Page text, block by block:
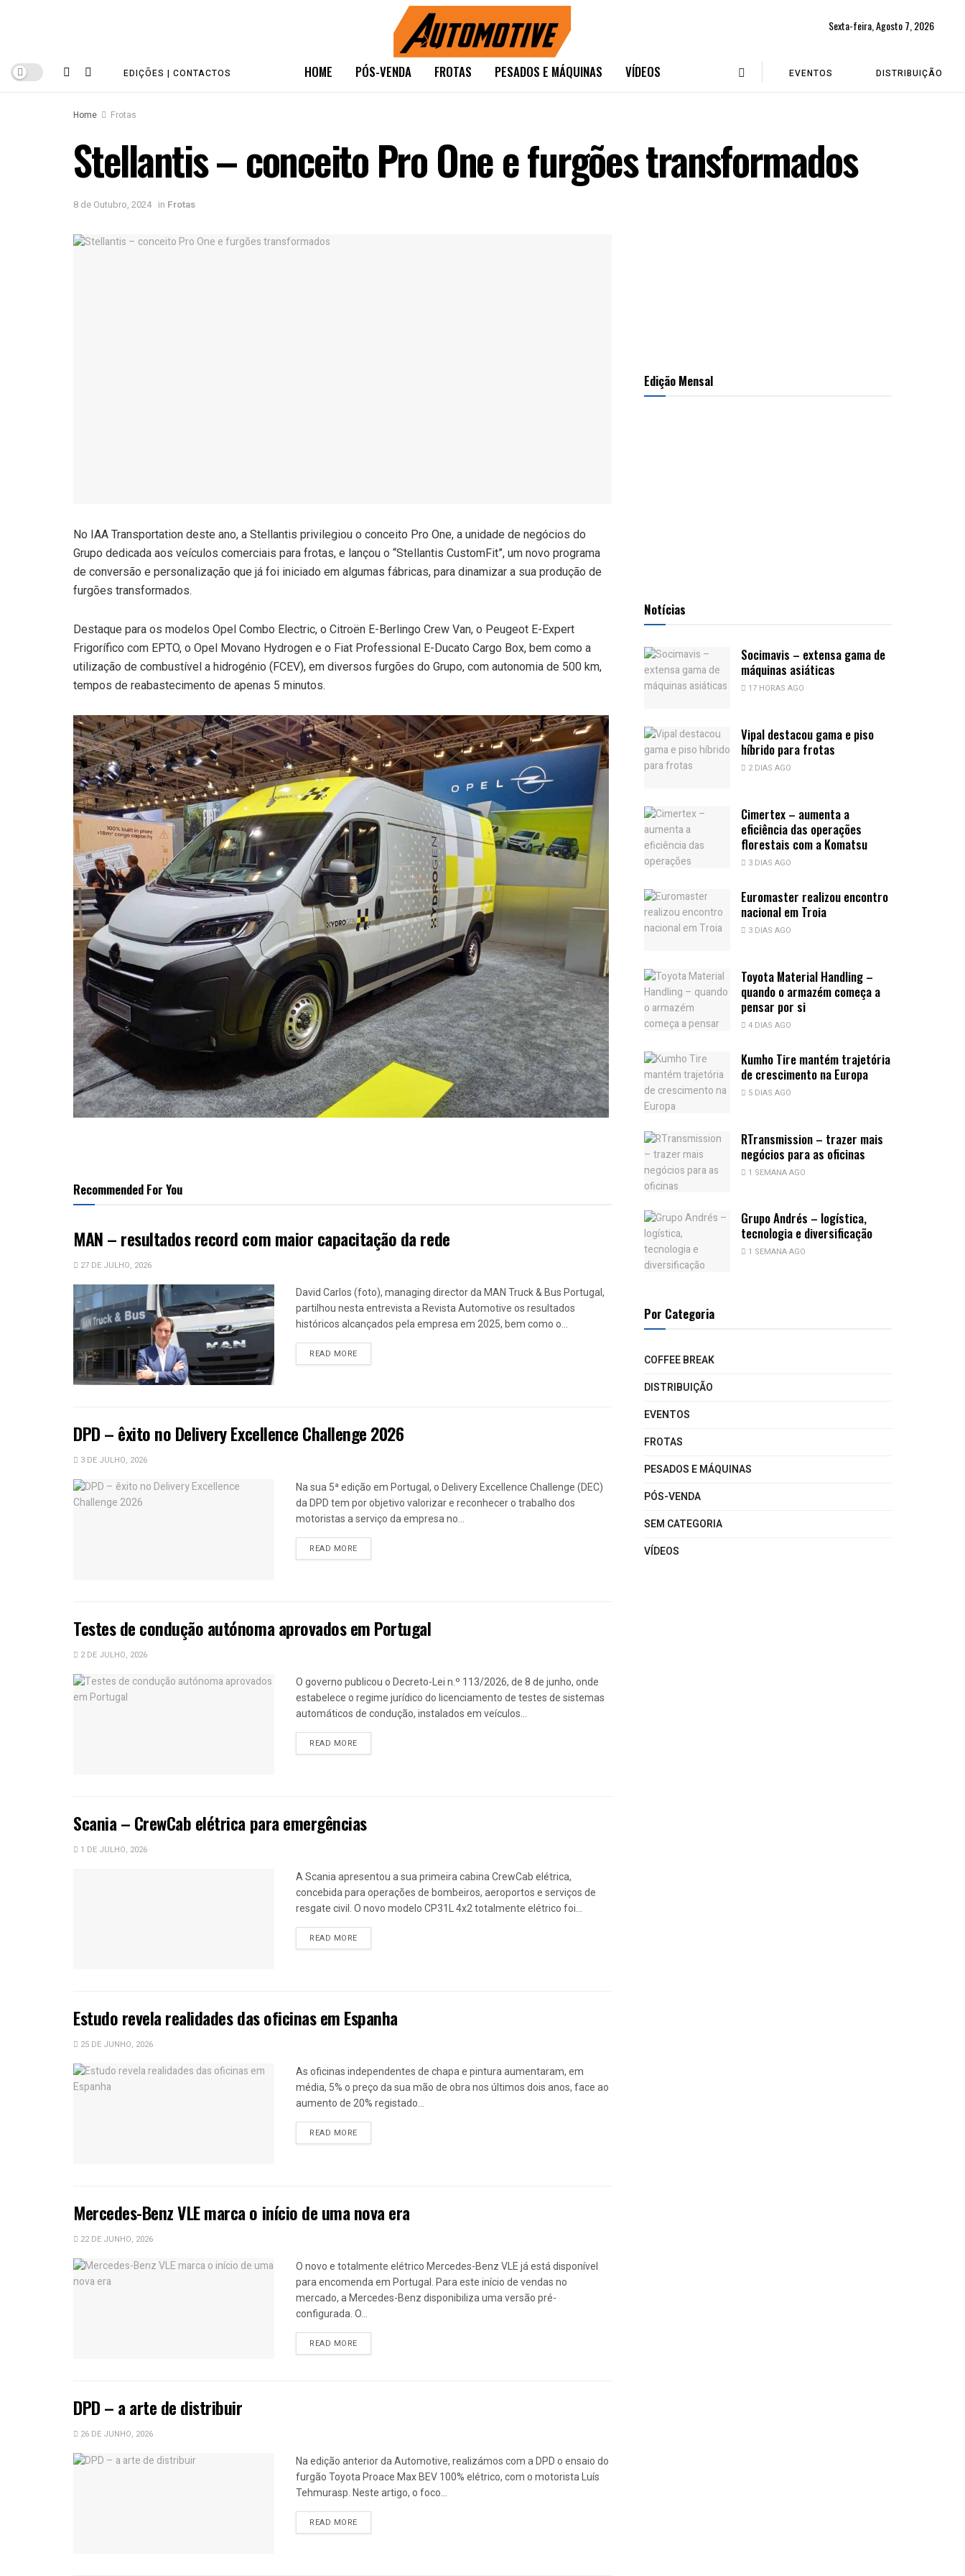
Sexta-feira, Agosto 7, 2026
EDIÇÕES | CONTACTOS HOME PÓS-VENDA FROTAS PESADOS E MÁQUINAS VÍDEOS EVENTOS DISTRIBUIÇÃO
Home Frotas
Stellantis – conceito Pro One e furgões transformados
8 de Outubro, 2024 in Frotas
No IAA Transportation deste ano, a Stellantis privilegiou o conceito Pro One, a unidade de negócios do
Grupo dedicada aos veículos comerciais para frotas, e lançou o “Stellantis CustomFit”, um novo programa
de conversão e personalização que já foi iniciado em algumas fábricas, para dinamizar a sua produção de
furgões transformados.
Destaque para os modelos Opel Combo Electric, o Citroën E-Berlingo Crew Van, o Peugeot E-Expert
Frigorífico com EPTO, o Opel Movano Hydrogen e o Fiat Professional E-Ducato Cargo Box, bem como a
utilização de combustível a hidrogénio (FCEV), em diversos furgões do Grupo, com autonomia de 500 km,
tempos de reabastecimento de apenas 5 minutos.
Recommended For You
MAN – resultados record com maior capacitação da rede
27 DE JULHO, 2026
David Carlos (foto), managing director da MAN Truck & Bus Portugal,
partilhou nesta entrevista a Revista Automotive os resultados
históricos alcançados pela empresa em 2025, bem como o...
READ MOREDETAILS
DPD – êxito no Delivery Excellence Challenge 2026
3 DE JULHO, 2026
Na sua 5ª edição em Portugal, o Delivery Excellence Challenge (DEC)
da DPD tem por objetivo valorizar e reconhecer o trabalho dos
motoristas a serviço da empresa no...
READ MOREDETAILS
Testes de condução autónoma aprovados em Portugal
2 DE JULHO, 2026
O governo publicou o Decreto-Lei n.º 113/2026, de 8 de junho, onde
estabelece o regime jurídico do licenciamento de testes de sistemas
automáticos de condução, instalados em veículos...
READ MOREDETAILS
Scania – CrewCab elétrica para emergências
1 DE JULHO, 2026
A Scania apresentou a sua primeira cabina CrewCab elétrica,
concebida para operações de bombeiros, aeroportos e serviços de
resgate civil. O novo modelo CP31L 4x2 totalmente elétrico foi...
READ MOREDETAILS
Estudo revela realidades das oficinas em Espanha
25 DE JUNHO, 2026
As oficinas independentes de chapa e pintura aumentaram, em
média, 5% o preço da sua mão de obra nos últimos dois anos, face ao
aumento de 20% registado...
READ MOREDETAILS
Mercedes-Benz VLE marca o início de uma nova era
22 DE JUNHO, 2026
O novo e totalmente elétrico Mercedes-Benz VLE já está disponível
para encomenda em Portugal. Para este início de vendas no
mercado, a Mercedes-Benz disponibiliza uma versão pré-
configurada. O...
READ MOREDETAILS
DPD – a arte de distribuir
26 DE JUNHO, 2026
Na edição anterior da Automotive, realizámos com a DPD o ensaio do
furgão Toyota Proace Max BEV 100% elétrico, com o motorista Luís
Tehmurasp. Neste artigo, o foco...
READ MOREDETAILS
Edição Mensal
Notícias
Socimavis – extensa gama de
máquinas asiáticas
17 HORAS AGO
Vipal destacou gama e piso
híbrido para frotas
2 DIAS AGO
Cimertex – aumenta a
eficiência das operações
florestais com a Komatsu
3 DIAS AGO
Euromaster realizou encontro
nacional em Troia
3 DIAS AGO
Toyota Material Handling –
quando o armazém começa a
pensar por si
4 DIAS AGO
Kumho Tire mantém trajetória
de crescimento na Europa
5 DIAS AGO
RTransmission – trazer mais
negócios para as oficinas
1 SEMANA AGO
Grupo Andrés – logística,
tecnologia e diversificação
1 SEMANA AGO
Por Categoria
COFFEE BREAK
DISTRIBUIÇÃO
EVENTOS
FROTAS
PESADOS E MÁQUINAS
PÓS-VENDA
SEM CATEGORIA
VÍDEOS